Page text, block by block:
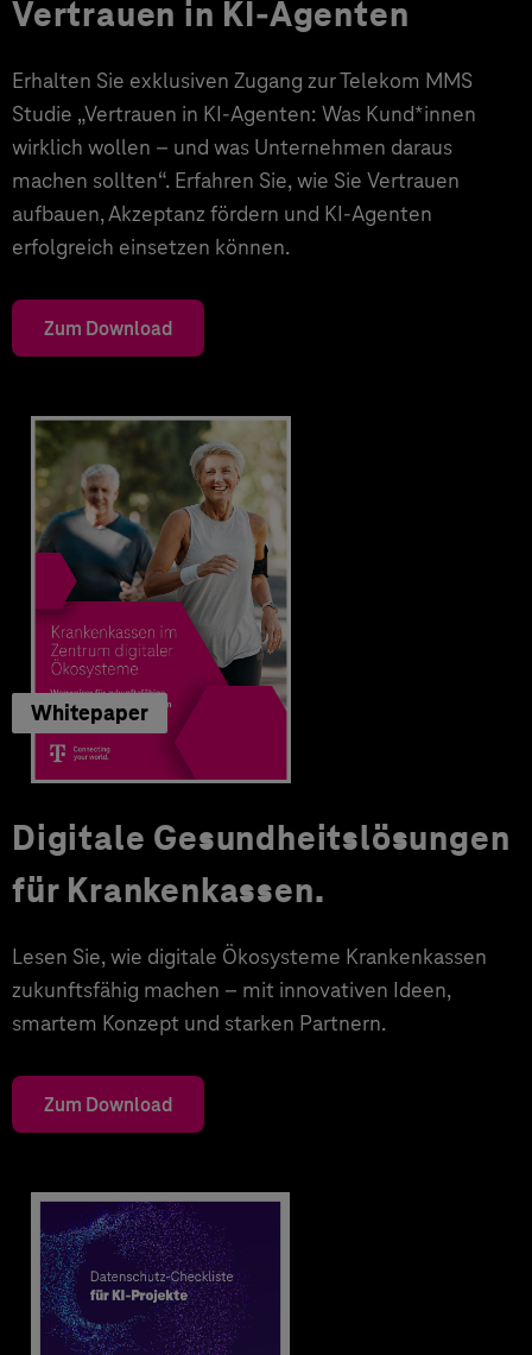
Vertrauen in KI-Agenten
Erhalten Sie exklusiven Zugang zur Telekom MMS
Studie „Vertrauen in KI-Agenten: Was Kund*innen
wirklich wollen – und was Unternehmen daraus
machen sollten“. Erfahren Sie, wie Sie Vertrauen
aufbauen, Akzeptanz fördern und KI-Agenten
erfolgreich einsetzen können.
Zum Download
Whitepaper
Digitale Gesundheitslösungen
für Krankenkassen.
Lesen Sie, wie digitale Ökosysteme Krankenkassen
zukunftsfähig machen – mit innovativen Ideen,
smartem Konzept und starken Partnern.
Zum Download